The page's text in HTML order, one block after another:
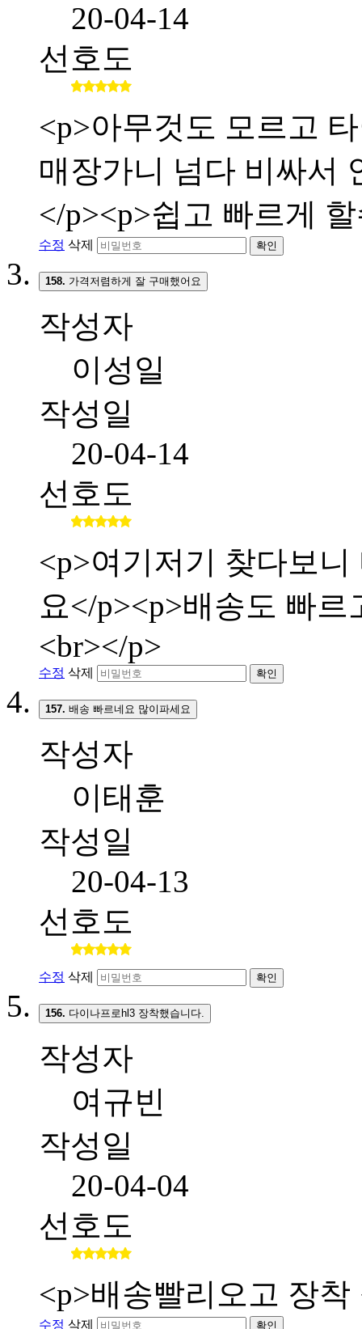
20-04-14
선호도
<p>아무것도 모르고
매장가니 넘다 비싸서
</p><p>쉽고 빠르게
수정 삭제 확인
158. 가격저렴하게 잘 구매했어요
작성자
이성일
작성일
20-04-14
선호도
<p>여기저기 찾다보
요</p><p>배송도 빠
<br></p>
수정 삭제 확인
157. 배송 빠르네요 많이파세요
작성자
이태훈
작성일
20-04-13
선호도
수정 삭제 확인
156. 다이나프로hl3 장착했습니다.
작성자
여규빈
작성일
20-04-04
선호도
<p>배송빨리오고 장
수정 삭제 확인